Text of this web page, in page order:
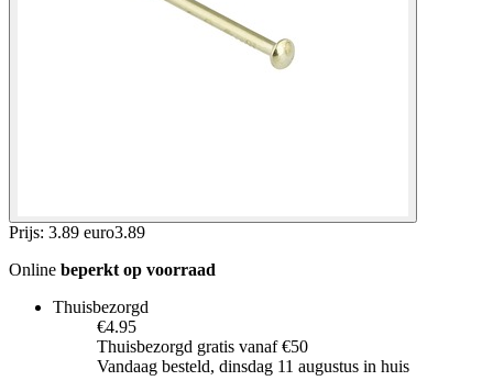
Prijs: 3.89 euro3.89
Online beperkt op voorraad
Thuisbezorgd
€4.95
Thuisbezorgd gratis vanaf €50
Vandaag besteld, dinsdag 11 augustus in huis